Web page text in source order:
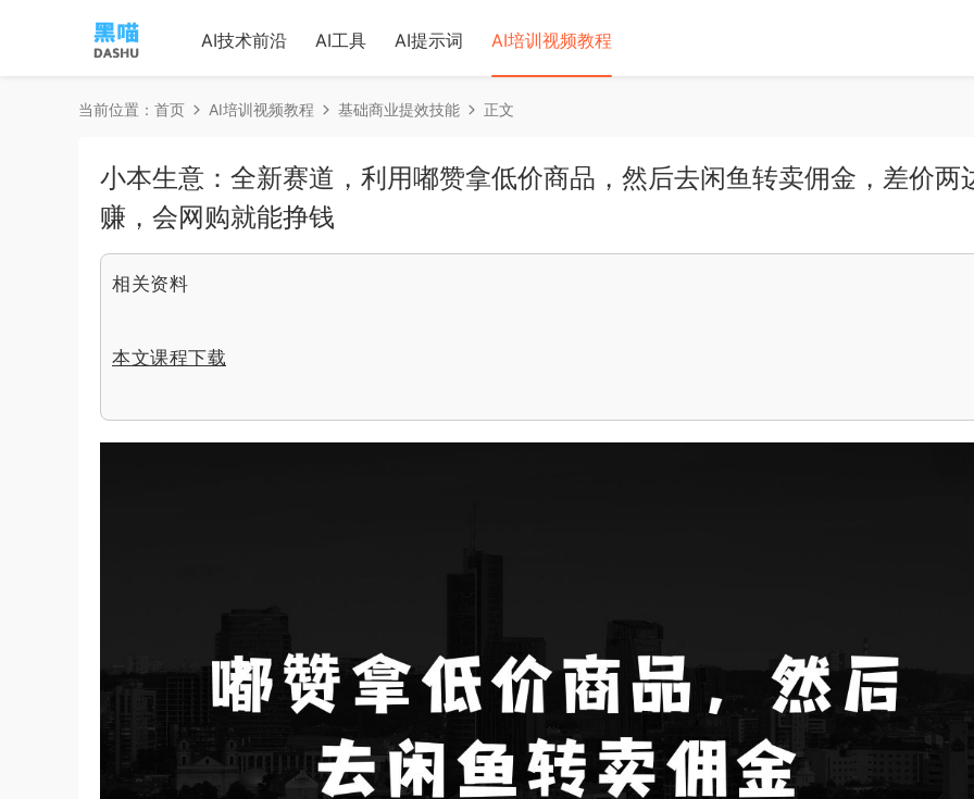
AI技术前沿 AI工具 AI提示词 AI培训视频教程
当前位置： 首页 AI培训视频教程 基础商业提效技能 正文
小本生意：全新赛道，利用嘟赞拿低价商品，然后去闲鱼转卖佣金，差价两
赚，会网购就能挣钱
相关资料
本文课程下载